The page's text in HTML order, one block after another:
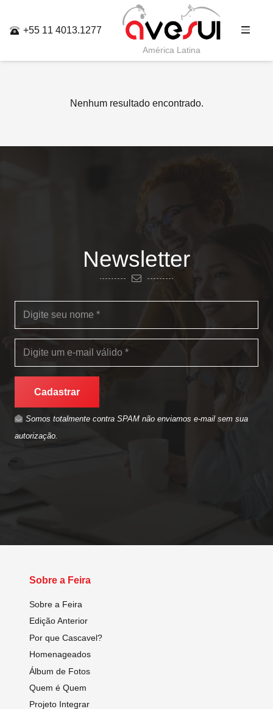
+55 11 4013.1277
América Latina
Nenhum resultado encontrado.
Newsletter
Cadastrar
Somos totalmente contra SPAM não enviamos e-mail sem sua
autorização.
Sobre a Feira
Sobre a Feira
Edição Anterior
Por que Cascavel?
Homenageados
Álbum de Fotos
Quem é Quem
Projeto Integrar